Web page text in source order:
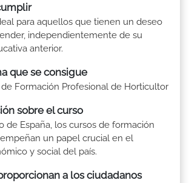
para aquellos que tienen un deseo
independientemente de su
anterior.
que se consigue
Formación Profesional de Horticultor
sobre el curso
de España, los cursos de formación
un papel crucial en el
y social del país.
a los ciudadanos